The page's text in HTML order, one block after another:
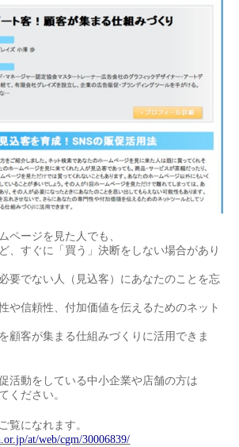
ページを見た人でも、
、すぐに「買う」決断をしない場合があり
要でない人（見込客）にあなたのことを忘
や信頼性、付加価値を伝えるためのネット
顧客が集まる仕組みづくりに活用できま
活動をしている中小企業や店舗の方は
ください。
覧になれます。
at/web/cgm/30006839/